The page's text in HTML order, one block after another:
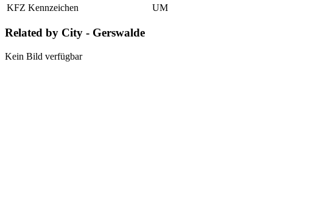
KFZ Kennzeichen
UM
Related by City - Gerswalde
Kein Bild verfügbar